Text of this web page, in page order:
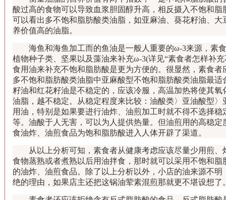
酸过高的食物可以导致血浆胆固醇升高，相反摄入不饱和
可以看出多不饱和脂肪酸类油脂，如亚麻油、葵花籽油、
养价值高的油脂。
海鱼和海鱼加工而的鱼油是一般人重要的ω-3来源，素食
植物种子类、坚果以及藻油来补充ω-3(详见“素食者怎样补
食用油来补充不饱和脂肪酸是更为方便的。很显然，素食
多不饱和脂肪酸类油脂中亚麻酸型不饱和脂肪酸类油脂最
籽油和红花籽油是不稳定的，应该冷服，高温加热将使其
油脂，越不稳定。从稳定程度来比较：油酸类〉亚油酸型
用油，特别是如果要进行油炸、油煎加工时就不得不选择
等。油酸于人无害，可以为人提供热量。但油煎用的高稳
食油炸、油煎食品为饱和脂肪酸进入人体开辟了渠道。
从以上分析可知，素食者从健康考虑应该尽量少用煎、
食物蒸熟或者煮熟以后用油拌食，那时就可以采用不饱和
的油炸、油煎食品。除了以上分析以外，小店的油来源不
绝的理由，如果店主还把这锅油荤素混煎那就更不堪设想了